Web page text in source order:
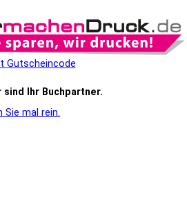
Gutscheincode
sind Ihr Buchpartner.
Sie mal rein.